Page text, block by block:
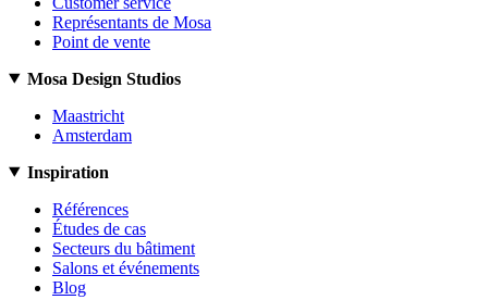
Représentants de Mosa
Point de vente
Mosa Design Studios
Maastricht
Amsterdam
Inspiration
Références
Études de cas
Secteurs du bâtiment
Salons et événements
Blog